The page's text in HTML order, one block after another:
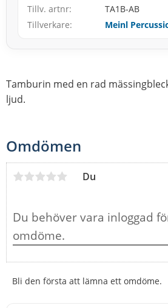
Tillv. artnr
TA1B-AB
Tillverkare
Meinl
Tamburin med en rad
ljud.
Omdömen
Du
Bli den första att lämna ett omdöme.